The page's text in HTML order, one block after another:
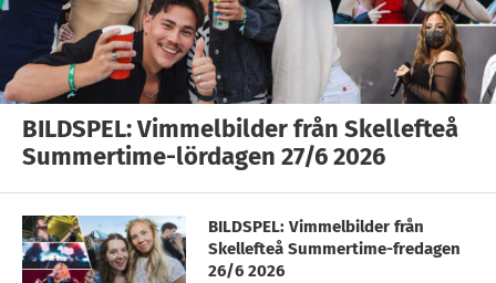
BILDSPEL: Vimmelbilder från Skellefteå
Summertime-lördagen 27/6 2026
BILDSPEL: Vimmelbilder från
Skellefteå Summertime-fredagen
26/6 2026